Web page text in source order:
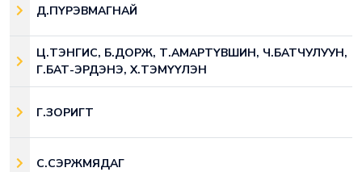
Д.ПҮРЭВМАГНАЙ
Ц.ТЭНГИС, Б.ДОРЖ, Т.АМАРТҮВШИН, Ч.БАТЧУЛУУН,
Г.БАТ-ЭРДЭНЭ, Х.ТЭМҮҮЛЭН
Г.ЗОРИГТ
С.СЭРЖМЯДАГ